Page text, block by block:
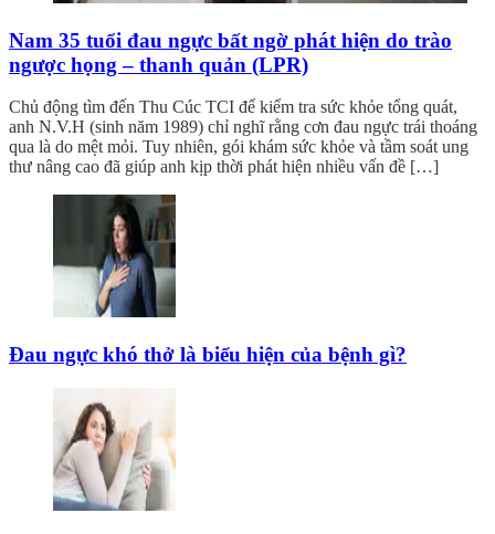
Nam 35 tuổi đau ngực bất ngờ phát hiện do trào
ngược họng – thanh quản (LPR)
Chủ động tìm đến Thu Cúc TCI để kiểm tra sức khỏe tổng quát,
anh N.V.H (sinh năm 1989) chỉ nghĩ rằng cơn đau ngực trái thoáng
qua là do mệt mỏi. Tuy nhiên, gói khám sức khỏe và tầm soát ung
thư nâng cao đã giúp anh kịp thời phát hiện nhiều vấn đề […]
Đau ngực khó thở là biểu hiện của bệnh gì?